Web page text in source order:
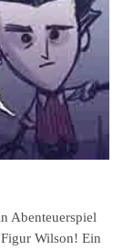
Abenteuerspiel
Wilson! Ein